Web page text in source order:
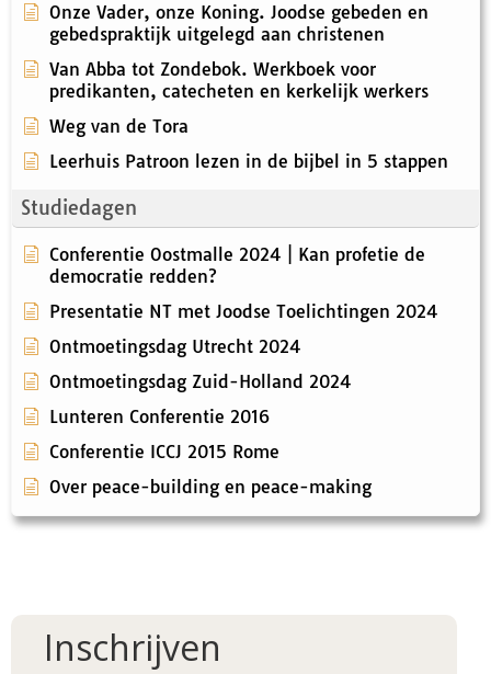
Onze Vader, onze Koning. Joodse gebeden en
gebedspraktijk uitgelegd aan christenen
Van Abba tot Zondebok. Werkboek voor
predikanten, catecheten en kerkelijk werkers
Weg van de Tora
Leerhuis Patroon lezen in de bijbel in 5 stappen
Studiedagen
Conferentie Oostmalle 2024 | Kan profetie de
democratie redden?
Presentatie NT met Joodse Toelichtingen 2024
Ontmoetingsdag Utrecht 2024
Ontmoetingsdag Zuid-Holland 2024
Lunteren Conferentie 2016
Conferentie ICCJ 2015 Rome
Over peace-building en peace-making
Inschrijven